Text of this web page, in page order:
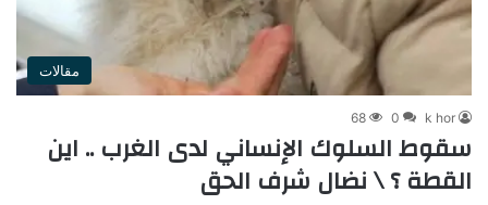
مقالات
k hor
0
68
سقوط السلوك الإنساني لدى الغرب .. اين
القطة ؟ \ نضال شرف الحق